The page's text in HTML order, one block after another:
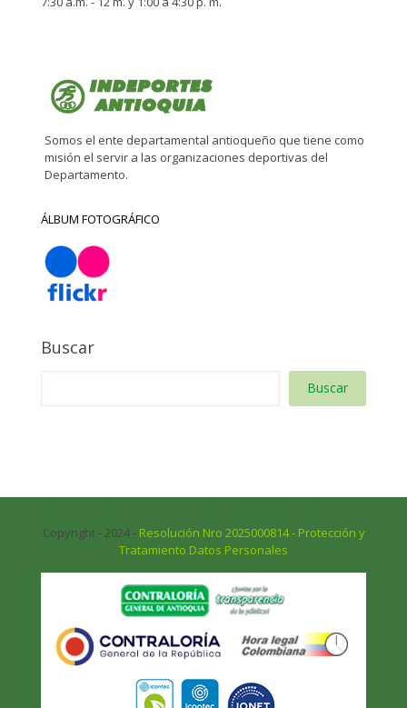
Somos el ente departamental antioqueño que tiene como
misión el servir a las organizaciones deportivas del
Departamento.
ÁLBUM FOTOGRÁFICO
Buscar
Buscar
Copyright - 2024 - Resolución Nro 2025000814 - Protección y
Tratamiento Datos Personales